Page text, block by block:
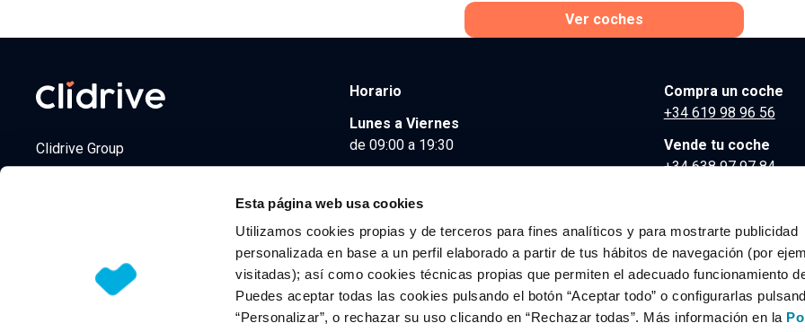
Esta página web usa cookies
Utilizamos cookies propias y de terceros para fines analíticos y para mostrarte publicidad
personalizada en base a un perfil elaborado a partir de tus hábitos de navegación (por
visitadas); así como cookies técnicas propias que permiten el adecuado funcionamiento
Puedes aceptar todas las cookies pulsando el botón “Aceptar todo” o configurarlas
“Personalizar”, o rechazar su uso clicando en “Rechazar todas”. Más información en la
Ver coches
Clidrive Group
Horario
Lunes a Viernes
de 09:00 a 19:30
Compra un coche
+34 619 98 96 56
Vende tu coche
+34 638 97 97 84
© 2026 CLIDRIVE CAPITAL, SOCIEDAD LIMITADA. Todos los derechos reservados.